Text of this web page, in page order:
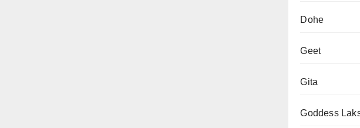
Dohe
Geet
Gita
Goddess